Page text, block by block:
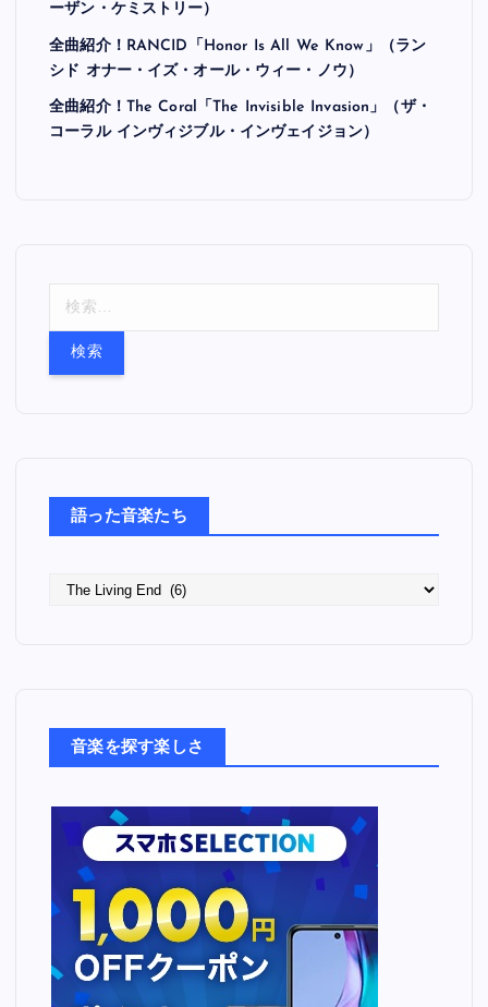
ーザン・ケミストリー）
全曲紹介！RANCID「Honor Is All We Know」（ラン
シド オナー・イズ・オール・ウィー・ノウ）
全曲紹介！The Coral「The Invisible Invasion」（ザ・
コーラル インヴィジブル・インヴェイジョン）
語った音楽たち
音楽を探す楽しさ